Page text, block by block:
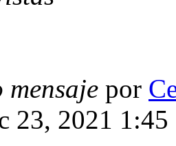
por
23, 2021 1:45